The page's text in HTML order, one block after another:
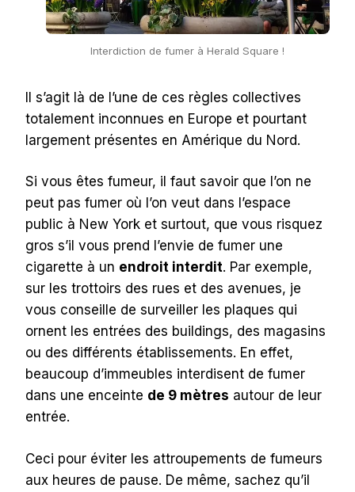
Interdiction de fumer à Herald Square !
Il s’agit là de l’une de ces règles collectives
totalement inconnues en Europe et pourtant
largement présentes en Amérique du Nord.
Si vous êtes fumeur, il faut savoir que l’on ne
peut pas fumer où l’on veut dans l’espace
public à New York et surtout, que vous risquez
gros s’il vous prend l’envie de fumer une
cigarette à un endroit interdit. Par exemple,
sur les trottoirs des rues et des avenues, je
vous conseille de surveiller les plaques qui
ornent les entrées des buildings, des magasins
ou des différents établissements. En effet,
beaucoup d’immeubles interdisent de fumer
dans une enceinte de 9 mètres autour de leur
entrée.
Ceci pour éviter les attroupements de fumeurs
aux heures de pause. De même, sachez qu’il